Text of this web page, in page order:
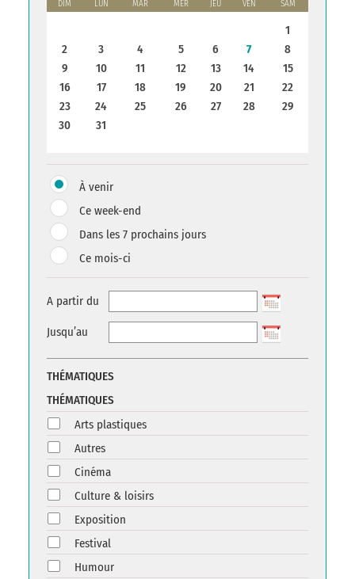
DIM LUN MAR MER JEU VEN SAM
1
2
3 4 5 6 7
8
9
10 11 12 13 14
15
16
17 18 19 20 21
22
23
24 25 26 27 28
29
30
31
À venir
Ce week-end
Dans les 7 prochains jours
Ce mois-ci
A partir du
Jusqu’au
THÉMATIQUES
THÉMATIQUES
Arts plastiques
Autres
Cinéma
Culture & loisirs
Exposition
Festival
Humour